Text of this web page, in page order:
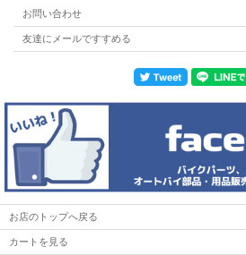
お問い合わせ
友達にメールですすめる
お店のトップへ戻る
カートを見る